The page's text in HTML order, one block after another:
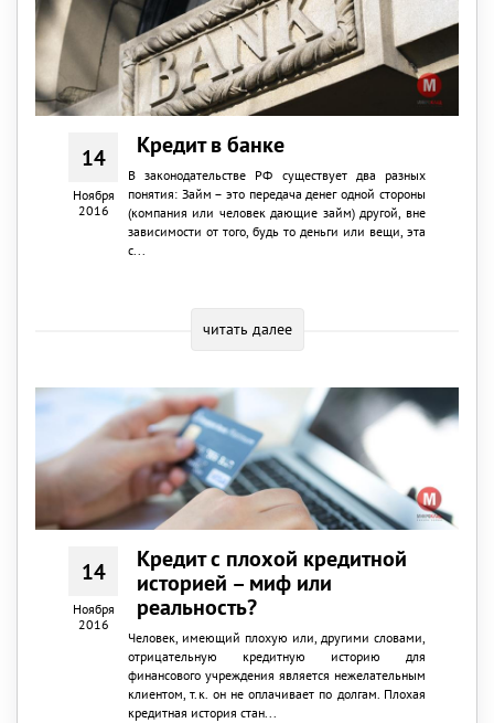
14
Ноября
2016
Кредит в банке
В законодательстве РФ существует два разных
понятия: Займ – это передача денег одной стороны
(компания или человек дающие займ) другой, вне
зависимости от того, будь то деньги или вещи, эта
с...
читать далее
14
Ноября
2016
Кредит с плохой кредитной
историей – миф или
реальность?
Человек, имеющий плохую или, другими словами,
отрицательную кредитную историю для
финансового учреждения является нежелательным
клиентом, т.к. он не оплачивает по долгам. Плохая
кредитная история стан...